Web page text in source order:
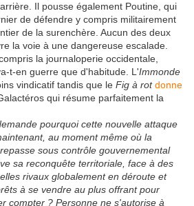
Il pousse également Poutine, qui
de défendre y compris militairement
de la surenchère. Aucun des deux
la voie à une dangereuse escalade.
la journaloperie occidentale,
t-en guerre que d'habitude. L'Immonde
vindicatif tandis que le Fig à rot donne
qui résume parfaitement la
pourquoi cette nouvelle attaque
au moment même où la
sous contrôle gouvernemental
sa reconquête territoriale, face à des
rivaux globalement en déroute et
à se vendre au plus offrant pour
compter ? Personne ne s'autorise à